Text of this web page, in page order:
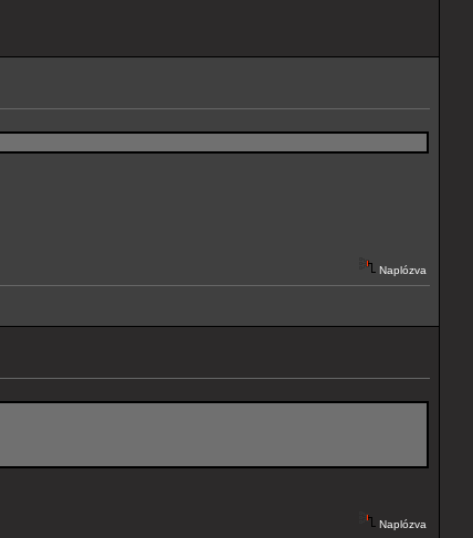
Naplózva
Naplózva